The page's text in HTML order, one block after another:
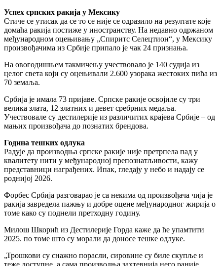
Успех српских ракија у Мексику
Стиче се утисак да се то се није се одразило на резултате које
домаћа ракија постиже у иностранству. На недавно одржаном
међународном оцењивању „Спиритс Селецтион“, у Мексику
произвођачима из Србије припало је чак 24 признања.
На овогодишњем такмичењу учествовало је 140 судија из
целог света који су оцењивали 2.600 узорака жестоких пића из
70 земаља.
Србија је имала 73 пријаве. Српске ракије освојиле су три
велика злата, 12 златних и девет сребрних медаља.
Учествовале су дестилерије из различитих крајева Србије – од
мањих произвођача до познатих брендова.
Година тешких одлука
Радује да производња српске ракије није претрпела пад у
квалитету нити у међународној препознатљивости, кажу
представници награђених. Ипак, гледају у небо и надају се
роднијој 2026.
Форбес Србија разговарао је са некима од произвођача чија је
ракија завредела пажњу и добре оцене међународног жирија о
томе како су поднели претходну годину.
Милош Шкорић из Дестилерије Горда каже да ће упамтити
2025. по томе што су морали да доносе тешке одлуке.
„Трошкови су снажно порасли, сировине су биле скупље и
теже доступне, а сама производња захтевнија него раније.